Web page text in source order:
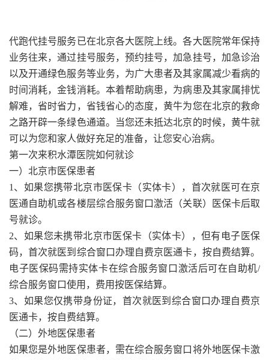
代跑代挂号服务已在北京各大医院上线。各大医院常年保持
业务往来，通过挂号服务，预约挂号，加急挂号，加急诊治
以及开通绿色服务等业务，为广大患者及其家属减少看病的
时间消耗，金钱消耗。本着帮助病患，为病患及其家属排忧
解难，省时省力，省钱省心的态度，黄牛为您在北京的救命
之路开辟一条绿色通道。当您还未抵达北京的时候，黄牛就
可以为您和家人做好充足的准备，让您安心治病。
第一次来积水潭医院如何就诊
一）北京市医保患者
1、如果您携带北京市医保卡（实体卡），首次就医可在京
医通自助机或各楼层综合服务窗口激活（关联）医保卡后取
号就诊。
2、如果您未携带北京市医保卡（实体卡），但有电子医保
码，首次就医到综合窗口办理自费京医通卡，按自费结算。
电子医保码需持实体卡在综合服务窗口激活后可在自助机/
综合服务窗口使用，费用按医保结算。
3、如果您仅携带身份证，首次就医到综合窗口办理自费京
医通卡，按自费结算。
（二）外地医保患者
如果您是外地医保患者，需在综合服务窗口将外地医保卡激